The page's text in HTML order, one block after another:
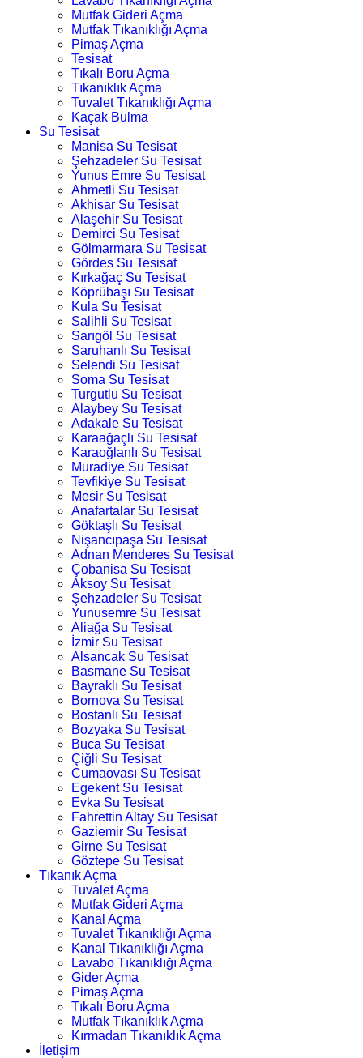
Mutfak Gideri Açma
Mutfak Tıkanıklığı Açma
Pimaş Açma
Tesisat
Tıkalı Boru Açma
Tıkanıklık Açma
Tuvalet Tıkanıklığı Açma
Kaçak Bulma
Su Tesisat
Manisa Su Tesisat
Şehzadeler Su Tesisat
Yunus Emre Su Tesisat
Ahmetli Su Tesisat
Akhisar Su Tesisat
Alaşehir Su Tesisat
Demirci Su Tesisat
Gölmarmara Su Tesisat
Gördes Su Tesisat
Kırkağaç Su Tesisat
Köprübaşı Su Tesisat
Kula Su Tesisat
Salihli Su Tesisat
Sarıgöl Su Tesisat
Saruhanlı Su Tesisat
Selendi Su Tesisat
Soma Su Tesisat
Turgutlu Su Tesisat
Alaybey Su Tesisat
Adakale Su Tesisat
Karaağaçlı Su Tesisat
Karaoğlanlı Su Tesisat
Muradiye Su Tesisat
Tevfikiye Su Tesisat
Mesir Su Tesisat
Anafartalar Su Tesisat
Göktaşlı Su Tesisat
Nişancıpaşa Su Tesisat
Adnan Menderes Su Tesisat
Çobanisa Su Tesisat
Aksoy Su Tesisat
Şehzadeler Su Tesisat
Yunusemre Su Tesisat
Aliağa Su Tesisat
İzmir Su Tesisat
Alsancak Su Tesisat
Basmane Su Tesisat
Bayraklı Su Tesisat
Bornova Su Tesisat
Bostanlı Su Tesisat
Bozyaka Su Tesisat
Buca Su Tesisat
Çiğli Su Tesisat
Cumaovası Su Tesisat
Egekent Su Tesisat
Evka Su Tesisat
Fahrettin Altay Su Tesisat
Gaziemir Su Tesisat
Girne Su Tesisat
Göztepe Su Tesisat
Tıkanık Açma
Tuvalet Açma
Mutfak Gideri Açma
Kanal Açma
Tuvalet Tıkanıklığı Açma
Kanal Tıkanıklığı Açma
Lavabo Tıkanıklığı Açma
Gider Açma
Pimaş Açma
Tıkalı Boru Açma
Mutfak Tıkanıklık Açma
Kırmadan Tıkanıklık Açma
İletişim